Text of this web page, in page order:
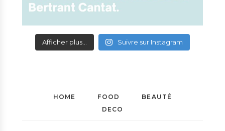
Afficher plus... Suivre sur Instagram
HOME FOOD
BEAUTÉ
DECO